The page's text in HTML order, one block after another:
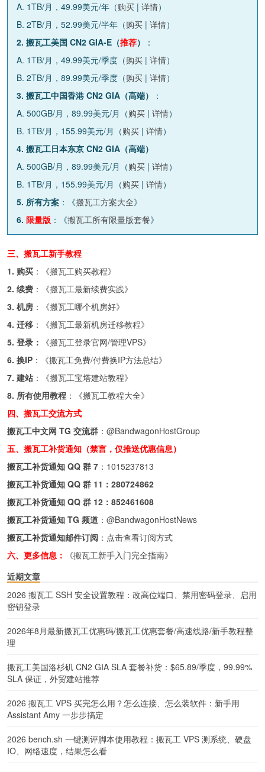
A. 1TB/月，49.99美元/年（购买 | 详情）
B. 2TB/月，52.99美元/半年（购买 | 详情）
2. 搬瓦工美国 CN2 GIA-E（推荐）
：
A. 1TB/月，49.99美元/季度（购买 | 详情）
B. 2TB/月，89.99美元/季度（购买 | 详情）
3. 搬瓦工中国香港 CN2 GIA（高端）
：
A. 500GB/月，89.99美元/月（购买 | 详情）
B. 1TB/月，155.99美元/月（购买 | 详情）
4. 搬瓦工日本东京 CN2 GIA（高端）
A. 500GB/月，89.99美元/月（购买 | 详情）
B. 1TB/月，155.99美元/月（购买 | 详情）
5. 所有方案 ：《搬瓦工方案大全》
6. 限量版 ：《搬瓦工所有限量版套餐》
三、搬瓦工新手教程
1. 购买 ：《搬瓦工购买教程》
2. 续费 ：《搬瓦工最新续费实践》
3. 机房 ：《搬瓦工哪个机房好》
4. 迁移 ：《搬瓦工最新机房迁移教程》
5. 登录：
《搬瓦工登录官网/管理VPS》
6. 换IP ：《搬瓦工免费/付费换IP方法总结》
7. 建站 ：《搬瓦工宝塔建站教程》
8. 所有使用教程 ：《搬瓦工教程大全》
四、搬瓦工交流方式
搬瓦工中文网 TG 交流群 ： @BandwagonHostGroup
五、搬瓦工补货通知（禁言，仅推送优惠信息）
搬瓦工补货通知 QQ 群 7 ： 1015237813
搬瓦工补货通知 QQ 群 11： 280724862
搬瓦工补货通知 QQ 群 12： 852461608
搬瓦工补货通知 TG 频道 ： @BandwagonHostNews
搬瓦工补货通知邮件订阅 ： 点击查看订阅方式
六、更多信息：
《搬瓦工新手入门完全指南》
近期文章
2026 搬瓦工 SSH 安全设置教程：改高位端口、禁用密码登录、启用
密钥登录
2026年8月最新搬瓦工优惠码/搬瓦工优惠套餐/高速线路/新手教程整
理
搬瓦工美国洛杉矶 CN2 GIA SLA 套餐补货：$65.89/季度，99.99%
SLA 保证，外贸建站推荐
2026 搬瓦工 VPS 买完怎么用？怎么连接、怎么装软件：新手用
Assistant Amy 一步步搞定
2026 bench.sh 一键测评脚本使用教程：搬瓦工 VPS 测系统、硬盘
IO、网络速度，结果怎么看